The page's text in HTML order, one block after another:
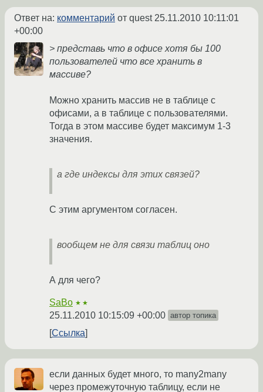
Ответ на: комментарий от quest 25.11.2010 10:11:01
+00:00
> представь что в офисе хотя бы 100
пользователей что все хранить в
массиве?
Можно хранить массив не в таблице с
офисами, а в таблице с пользователями.
Тогда в этом массиве будет максимум 1-3
значения.
а где индексы для этих связей?
С этим аргументом согласен.
вообщем не для связи таблиц оно
А для чего?
SaBo ★★
25.11.2010 10:15:09 +00:00 автор топика
Ссылка
если данных будет много, то many2many
через промежуточную таблицу, если не